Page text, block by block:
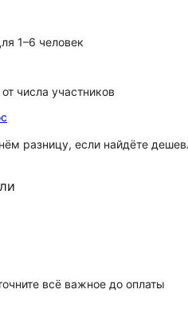
1–6 человек
числа участников
разницу, если найдёте
всё важное до оплаты